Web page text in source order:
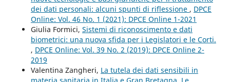
dei dati personali: alcuni spunti di riflessione , DPCE
Online: Vol. 46 No. 1 (2021): DPCE Online 1-2021
Giulia Formici, Sistemi di riconoscimento e dati
biometrici: una nuova sfida per i Legislatori e le Corti.
, DPCE Online: Vol. 39 No. 2 (2019): DPCE Online 2-
2019
Valentina Zangheri, La tutela dei dati sensibili in